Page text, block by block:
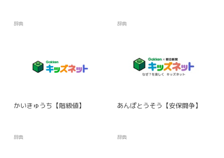
辞典 辞典
かいきゅうち【階級値】
辞典
あんぽとうそう【安保闘争】
辞典